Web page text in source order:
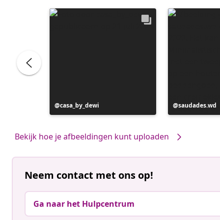
Bericht
gepubliceerd
casa_by_dewi
Bericht
gepubliceerd
saudades.wd
Bekijk hoe je afbeeldingen kunt uploaden
Neem contact met ons op!
Ga naar het Hulpcentrum